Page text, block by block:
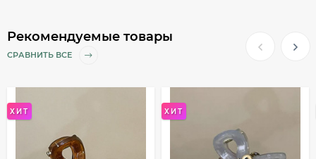
Рекомендуемые товары
СРАВНИТЬ ВСЕ
ХИТ ХИТ